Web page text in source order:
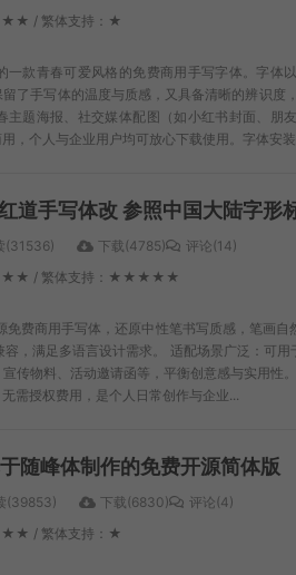
/ 繁体支持：★
一款青春可爱风格的免费商用手写字体。字体
了手写体的温度与质感，又具备清晰的辨识度
主题海报、社交媒体配图（如小红书封面、朋
，个人与企业用户均可放心下载使用。字体安
道手写体改 参照中国大陆字形
(31536) 下载(4785) 评论(14)
/ 繁体支持：★★★★★
费商用手写体，还原中性笔书写质感，笔画
，满足多语言设计需求。 适配场景广泛：可用
传物料、活动邀请函等，平衡创意感与实用性
需授权费用，是个人日常创作与企业...
随峰体制作的免费开源简体版
(39853) 下载(6830) 评论(4)
/ 繁体支持：★